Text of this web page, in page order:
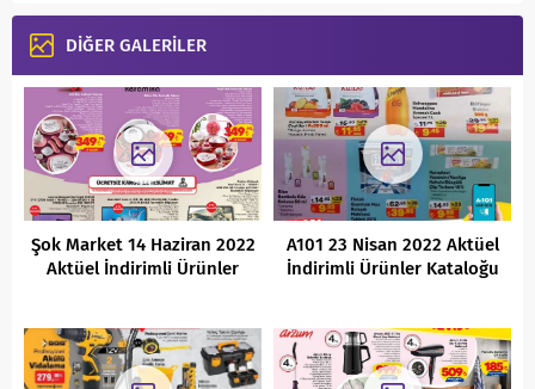
DİĞER GALERİLER
Şok Market 14 Haziran 2022
Aktüel İndirimli Ürünler
A101 23 Nisan 2022 Aktüel
İndirimli Ürünler Kataloğu